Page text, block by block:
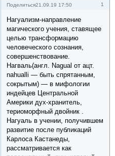
Поделиться 1
21.09.19 17:50
Нагуализм-направление
магического учения, ставящее
целью трансформацию
человеческого сознания,
совершенствование.
Нагваль(англ. Nagual от ацт.
nahualli — быть спрятанным,
сокрытым) — в мифологии
индейцев Центральной
Америки дух-хранитель,
териоморфный двойник .
Нагуаль в учении, получившем
развитие после публикаций
Карлоса Кастанеды,
рассматривается как